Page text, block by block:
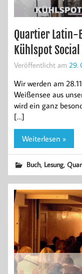
Quartier Latin-
Kühlspot
Veröffentlicht am 29.
Wir werden am
Weißensee aus
wird ein ganz
[…]
Weiterlesen »
Buch, Lesung,